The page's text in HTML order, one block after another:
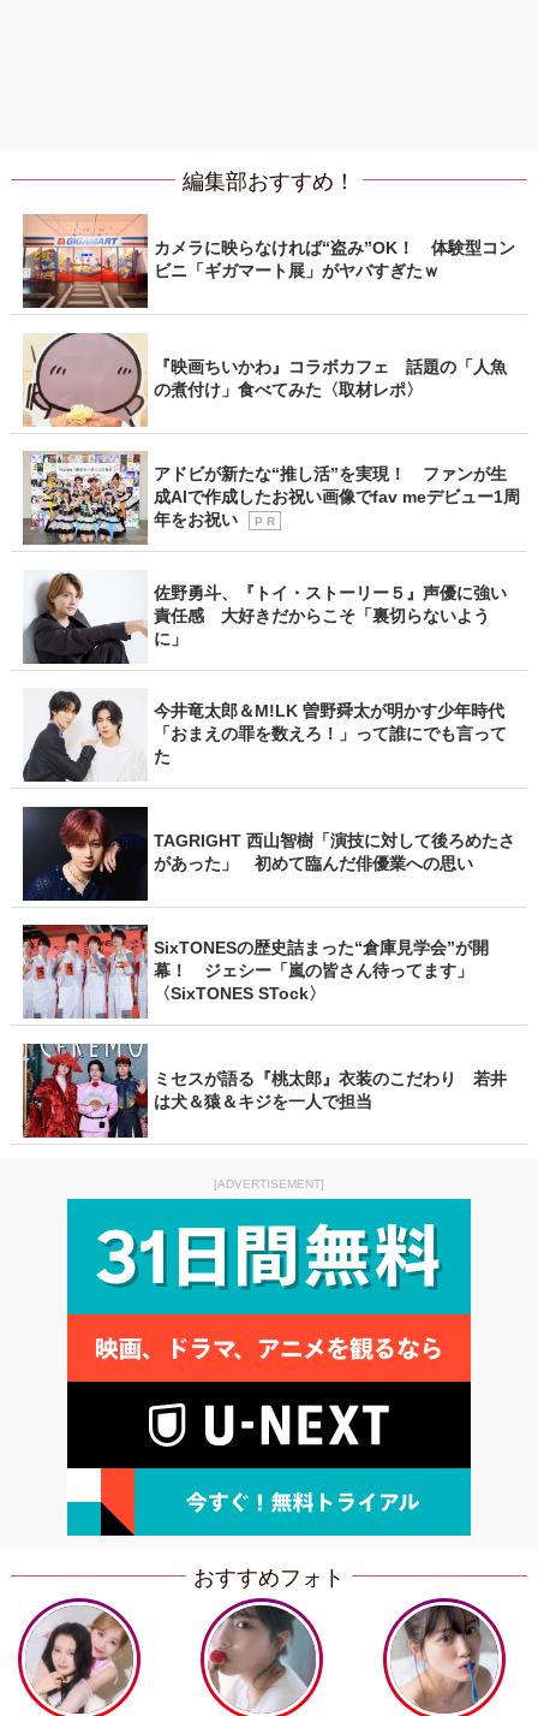
編集部おすすめ！
カメラに映らなければ“盗み”OK！ 体験型コン
ビニ「ギガマート展」がヤバすぎたｗ
『映画ちいかわ』コラボカフェ 話題の「人魚
の煮付け」食べてみた〈取材レポ〉
アドビが新たな“推し活”を実現！ ファンが生
成AIで作成したお祝い画像でfav meデビュー1周
年をお祝い
P R
佐野勇斗、『トイ・ストーリー５』声優に強い
責任感 大好きだからこそ「裏切らないよう
に」
今井竜太郎＆M!LK 曽野舜太が明かす少年時代
「おまえの罪を数えろ！」って誰にでも言って
た
TAGRIGHT 西山智樹「演技に対して後ろめたさ
があった」 初めて臨んだ俳優業への思い
SixTONESの歴史詰まった“倉庫見学会”が開
幕！ ジェシー「嵐の皆さん待ってます」
〈SixTONES STock〉
ミセスが語る『桃太郎』衣装のこだわり 若井
は犬＆猿＆キジを一人で担当
[ADVERTISEMENT]
おすすめフォト